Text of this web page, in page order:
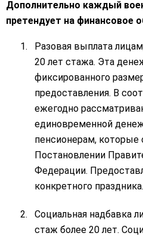
Дополнительно каждый
претендует на финансовое
Разовая выплата
20 лет стажа. Эта
фиксированного
предоставления. В
ежегодно
единовременной
пенсионерам, которые
Постановлении
Федерации.
конкретного праздника.
Социальная надбавка
стаж более 20 лет.